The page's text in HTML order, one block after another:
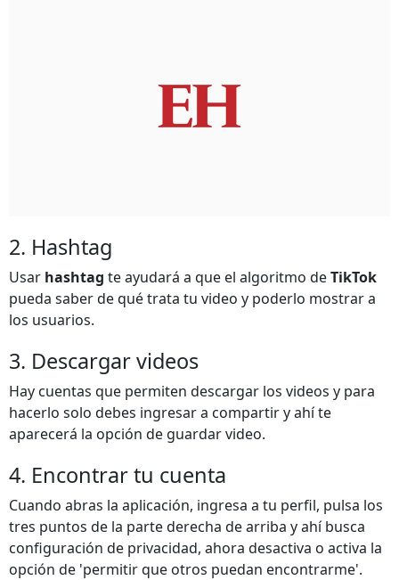
2. Hashtag
Usar hashtag te ayudará a que el algoritmo deTikTok
pueda saber de qué trata tu video y poderlo mostrar a
los usuarios.
3. Descargar videos
Hay cuentas que permiten descargar los videos y para
hacerlo solo debes ingresar a compartir y ahí te
aparecerá la opción de guardar video.
4. Encontrar tu cuenta
Cuando abras la aplicación, ingresa a tu perfil, pulsa los
tres puntos de la parte derecha de arriba y ahí busca
configuración de privacidad, ahora desactiva o activa la
opción de 'permitir que otros puedan encontrarme'.